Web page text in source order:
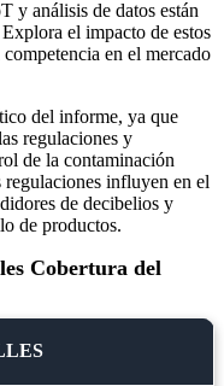
y análisis de datos están
el impacto de estos
en el mercado
del informe, ya que
regulaciones y
de la contaminación
influyen en el
de decibelios y
de productos.
Cobertura del